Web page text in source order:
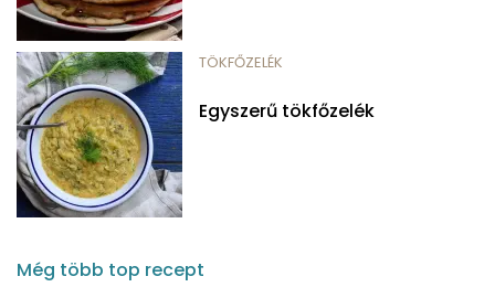
TÖKFŐZELÉK
Egyszerű tökfőzelék
Még több top recept